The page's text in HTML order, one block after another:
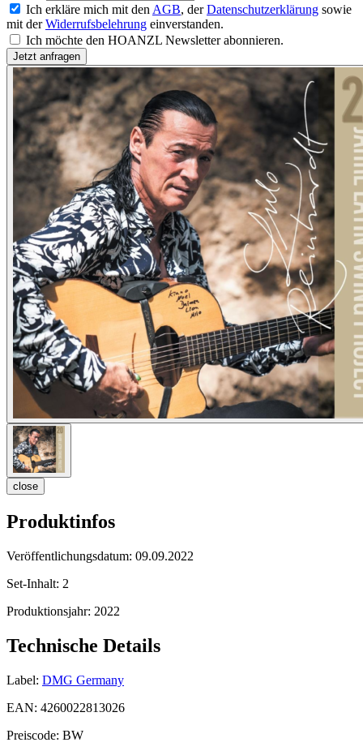
Ich erkläre mich mit den AGB, derDatenschutzerklärung sowie
mit derWiderrufsbelehrung einverstanden.
Ich möchte den HOANZL Newsletter abonnieren.
close
Produktinfos
Veröffentlichungsdatum: 09.09.2022
Set-Inhalt: 2
Produktionsjahr: 2022
Technische Details
Label: DMG Germany
EAN: 4260022813026
Preiscode: BW